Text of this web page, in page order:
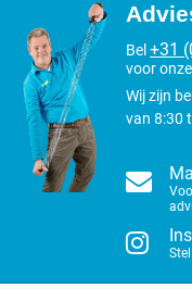
Bel +31
voor
Wij zijn
van 8:30